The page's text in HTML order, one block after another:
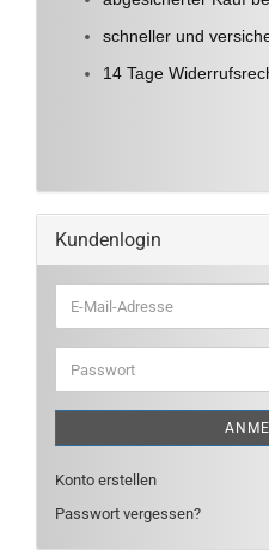
schneller und
14 Tage
Kundenlogin
E-
Mail-
Adresse
Passwort
Konto erstellen
Passwort vergessen?